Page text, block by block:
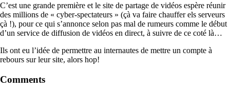
C’est une grande première et le site de partage de vidéos espère réunir
des millions de « cyber-spectateurs » (çà va faire chauffer els serveurs
çà !), pour ce qui s’annonce selon pas mal de rumeurs comme le début
d’un service de diffusion de vidéos en direct, à suivre de ce coté là…
Ils ont eu l’idée de permettre au internautes de mettre un compte à
rebours sur leur site, alors hop!
Comments